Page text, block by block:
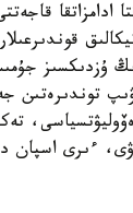
ادامزاتقا
ۇزدىكسىز
توندىرەتىن
ءىرى اسپان